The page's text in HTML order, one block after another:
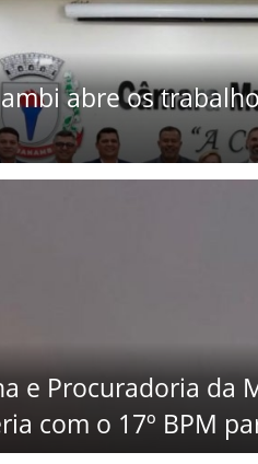
abre os
e Procuradoria da
com o 17º BPM